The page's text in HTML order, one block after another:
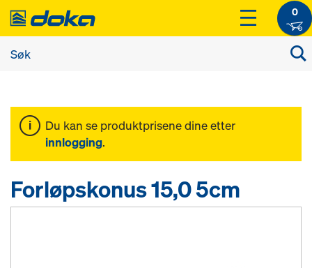
0
Du kan se produktprisene dine etter
innlogging.
Forløpskonus 15,0 5cm